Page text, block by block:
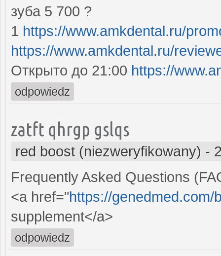
зуба 5 700 ?
1 https://www.amkdental.ru/
https://www.amkdental.ru/
Открыто до 21:00 https://
odpowiedz
zatft qhrgp gslqs
red boost (niezweryfikowany) -
Frequently Asked Questions
<a href="https://genedmed.com/
supplement</a>
odpowiedz